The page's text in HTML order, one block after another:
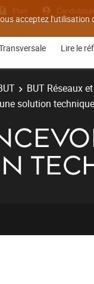
acceptez
Plan
Lire le
BUT Réseaux
solution technique